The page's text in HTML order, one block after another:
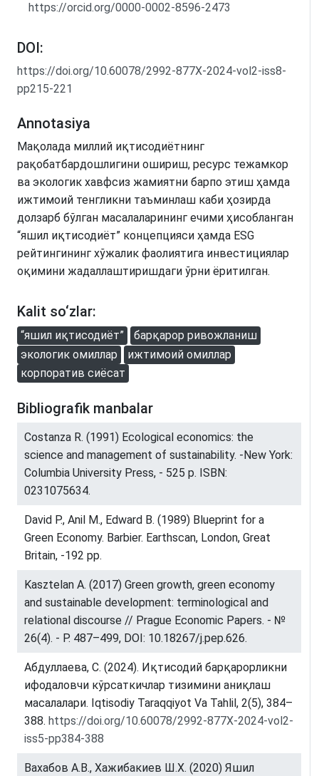
https://orcid.org/0000-0002-8596-2473
DOI:
https://doi.org/10.60078/2992-877X-2024-vol2-iss8-
pp215-221
Annotasiya
Мақолада миллий иқтисодиётнинг
рақобатбардошлигини ошириш, ресурс тежамкор
ва экологик хавфсиз жамиятни барпо этиш ҳамда
ижтимоий тенгликни таъминлаш каби ҳозирда
долзарб бўлган масалаларининг ечими ҳисобланган
“яшил иқтисодиёт” концепцияси ҳамда ESG
рейтингининг хўжалик фаолиятига инвестициялар
оқимини жадаллаштиришдаги ўрни ёритилган.
Kalit so‘zlar:
“яшил иқтисодиёт”
барқарор ривожланиш
экологик омиллар
ижтимоий омиллар
корпоратив сиёсат
Bibliografik manbalar
Costanza R. (1991) Ecological economics: the
science and management of sustainability. -New York:
Columbia University Press, - 525 p. ISBN:
0231075634.
David P., Anil M., Edward B. (1989) Blueprint for a
Green Economy. Barbier. Earthscan, London, Great
Britain, -192 pp.
Kasztelan A. (2017) Green growth, green economy
and sustainable development: terminological and
relational discourse // Prague Economic Papers. - №
26(4). - P. 487–499, DOI: 10.18267/j.pep.626.
Абдуллаева, С. (2024). Иқтисодий барқарорликни
ифодаловчи кўрсаткичлар тизимини аниқлаш
масалалари. Iqtisodiy Taraqqiyot Va Tahlil, 2(5), 384–
388. https://doi.org/10.60078/2992-877X-2024-vol2-
iss5-pp384-388
Вахабов А.В., Хажибакиев Ш.Х. (2020) Яшил